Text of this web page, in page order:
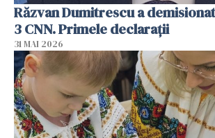
Răzvan Dumitrescu a
3 CNN. Primele declarații
31 MAI 2026